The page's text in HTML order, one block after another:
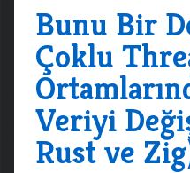
Bunu Bir
Çoklu
Veriyi
Rust ve